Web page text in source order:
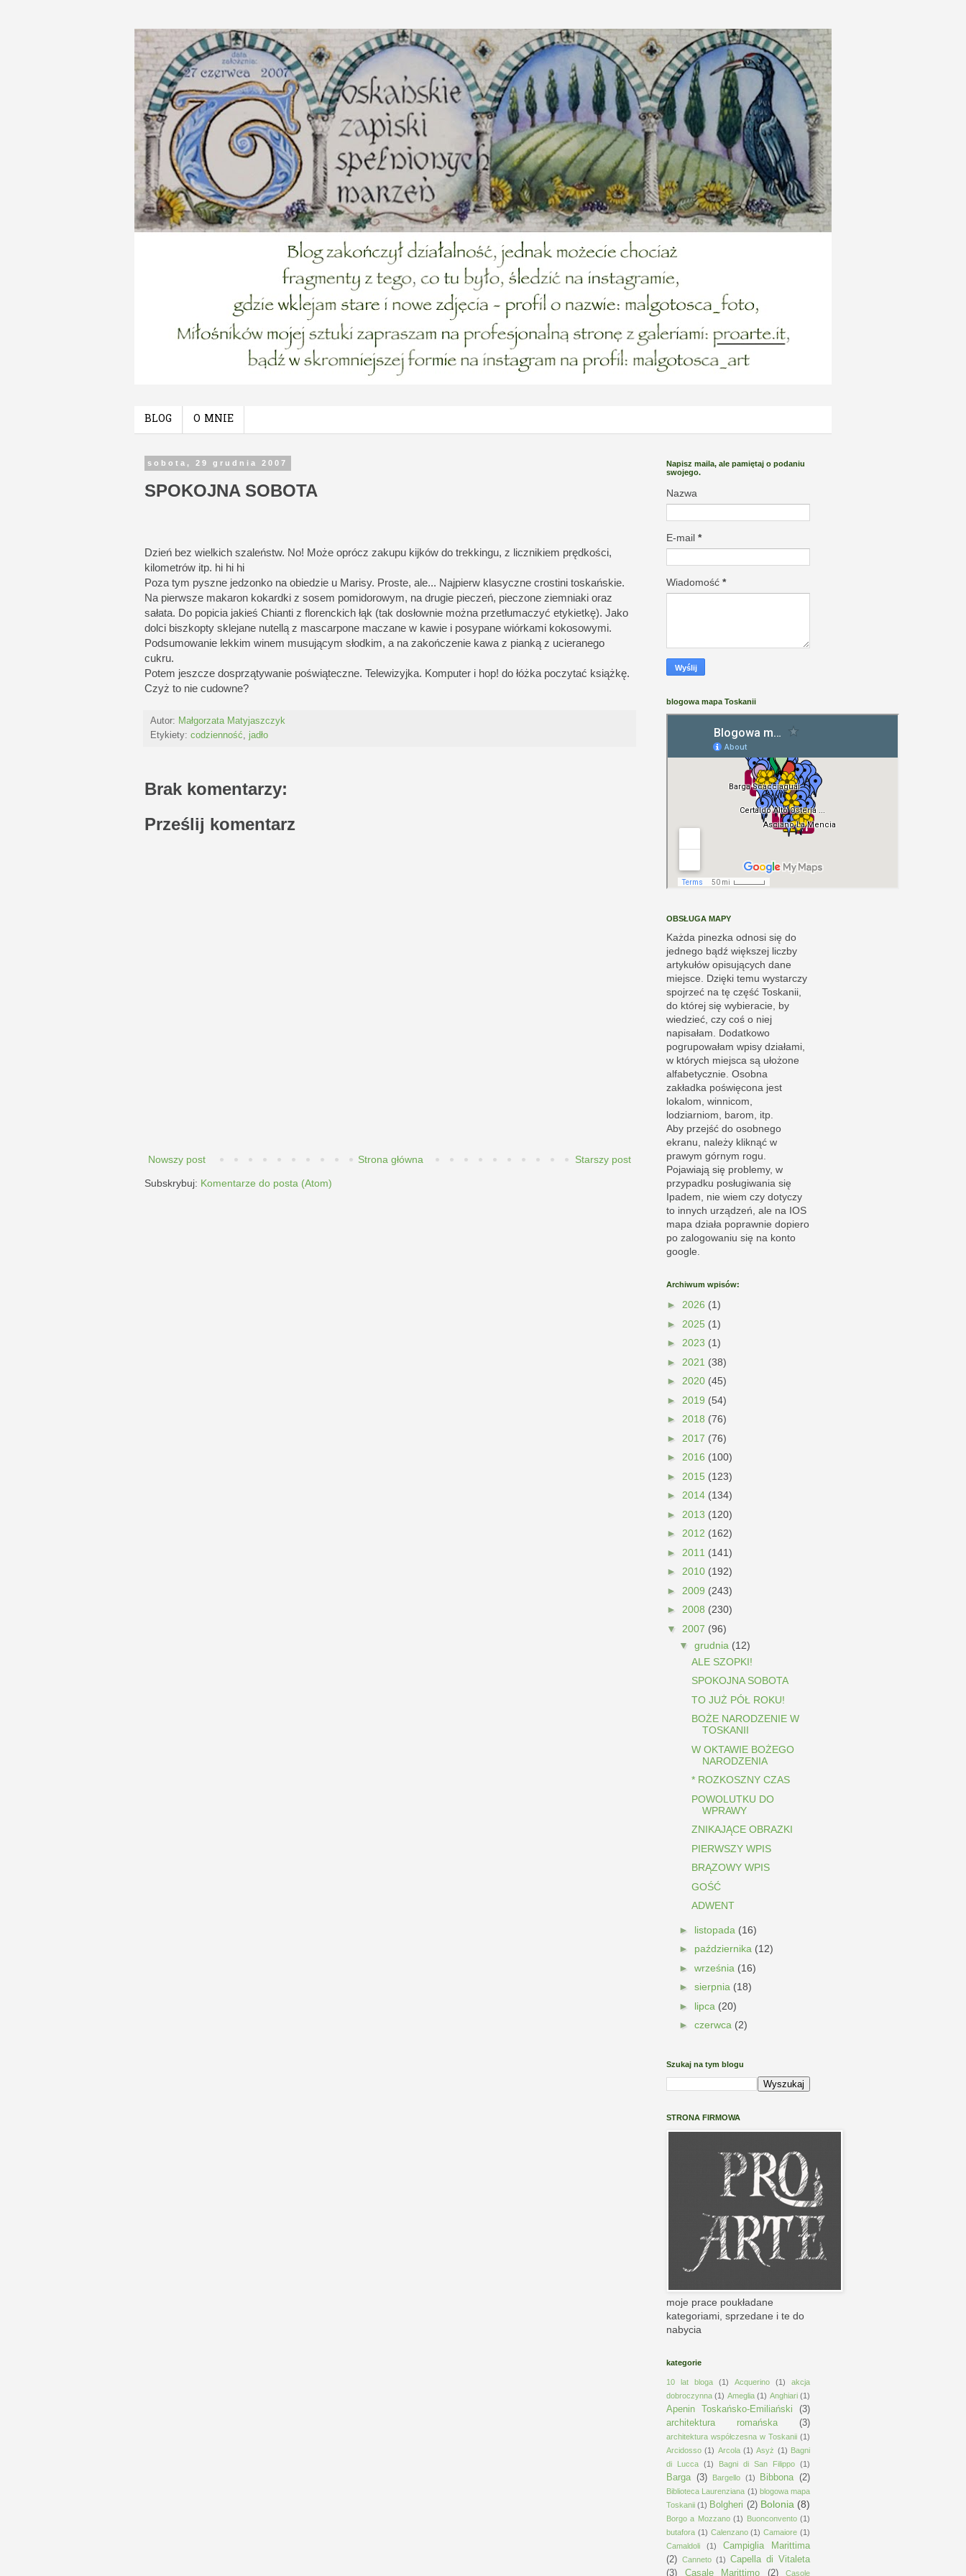
BLOG O MNIE
sobota, 29 grudnia 2007
SPOKOJNA SOBOTA
Dzień bez wielkich szaleństw. No! Może oprócz zakupu kijków do trekkingu, z licznikiem prędkości,
kilometrów itp. hi hi hi
Poza tym pyszne jedzonko na obiedzie u Marisy. Proste, ale... Najpierw klasyczne crostini toskańskie.
Na pierwsze makaron kokardki z sosem pomidorowym, na drugie pieczeń, pieczone ziemniaki oraz
sałata. Do popicia jakieś Chianti z florenckich łąk (tak dosłownie można przetłumaczyć etykietkę). Jako
dolci biszkopty sklejane nutellą z mascarpone maczane w kawie i posypane wiórkami kokosowymi.
Podsumowanie lekkim winem musującym słodkim, a na zakończenie kawa z pianką z ucieranego
cukru.
Potem jeszcze dosprzątywanie poświąteczne. Telewizyjka. Komputer i hop! do łóżka poczytać książkę.
Czyż to nie cudowne?
Autor: Małgorzata Matyjaszczyk
Etykiety: codzienność jadło
Brak komentarzy:
Prześlij komentarz
Nowszy post Starszy post
Strona główna
Subskrybuj: Komentarze do posta (Atom)
Napisz maila, ale pamiętaj o podaniu
swojego.
Nazwa
E-mail *
Wiadomość *
blogowa mapa Toskanii
OBSŁUGA MAPY
Każda pinezka odnosi się do
jednego bądź większej liczby
artykułów opisujących dane
miejsce. Dzięki temu wystarczy
spojrzeć na tę część Toskanii,
do której się wybieracie, by
wiedzieć, czy coś o niej
napisałam. Dodatkowo
pogrupowałam wpisy działami,
w których miejsca są ułożone
alfabetycznie. Osobna
zakładka poświęcona jest
lokalom, winnicom,
lodziarniom, barom, itp.
Aby przejść do osobnego
ekranu, należy kliknąć w
prawym górnym rogu.
Pojawiają się problemy, w
przypadku posługiwania się
Ipadem, nie wiem czy dotyczy
to innych urządzeń, ale na IOS
mapa działa poprawnie dopiero
po zalogowaniu się na konto
google.
Archiwum wpisów:
► 2026 (1)
► 2025 (1)
► 2023 (1)
► 2021 (38)
► 2020 (45)
► 2019 (54)
► 2018 (76)
► 2017 (76)
► 2016 (100)
► 2015 (123)
► 2014 (134)
► 2013 (120)
► 2012 (162)
► 2011 (141)
► 2010 (192)
► 2009 (243)
► 2008 (230)
▼ 2007 (96)
▼ grudnia (12)
ALE SZOPKI!
SPOKOJNA SOBOTA
TO JUŻ PÓŁ ROKU!
BOŻE NARODZENIE W
TOSKANII
W OKTAWIE BOŻEGO
NARODZENIA
* ROZKOSZNY CZAS
POWOLUTKU DO
WPRAWY
ZNIKAJĄCE OBRAZKI
PIERWSZY WPIS
BRĄZOWY WPIS
GOŚĆ
ADWENT
► listopada (16)
► października (12)
► września (16)
► sierpnia (18)
► lipca (20)
► czerwca (2)
Szukaj na tym blogu
STRONA FIRMOWA
moje prace poukładane
kategoriami, sprzedane i te do
nabycia
kategorie
10 lat bloga (1) Acquerino (1)
akcja
dobroczynna (1) Ameglia (1) Anghiari (1)
Apenin Toskańsko-Emiliański
(3)
architektura romańska
(3)
architektura współczesna w Toskanii (1)
Arcidosso (1) Arcola (1) Asyż (1) Bagni
di Lucca (1) Bagni di San Filippo (1)
Barga (3) Bargello (1) Bibbona (2)
Biblioteca Laurenziana (1) blogowa mapa
Toskanii (1) Bolgheri (2) Bolonia (8)
Borgo a Mozzano (1) Buonconvento (1)
butafora (1) Calenzano (1) Camaiore (1)
Camaldoli
(1)
Campiglia Marittima
(2) Canneto (1) Capella di Vitaleta
(3)
Casale Marittimo (2) Casole